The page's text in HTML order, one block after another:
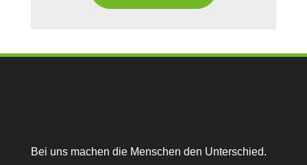
Bei uns machen die Menschen den Unterschied.